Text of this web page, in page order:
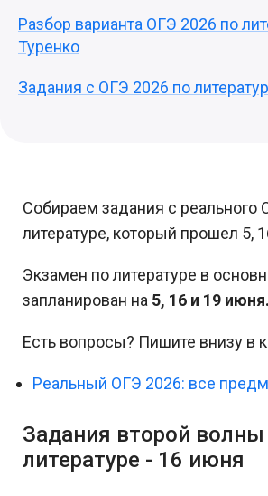
Разбор варианта ОГЭ 2026 по
Туренко
Задания с ОГЭ 2026 по
Собираем задания с реального
литературе, который прошел 5,
Экзамен по литературе в
запланирован на 5, 16 и 19 июня.
Есть вопросы? Пишите внизу в
Реальный ОГЭ 2026: все
Задания второй
литературе - 16 июня